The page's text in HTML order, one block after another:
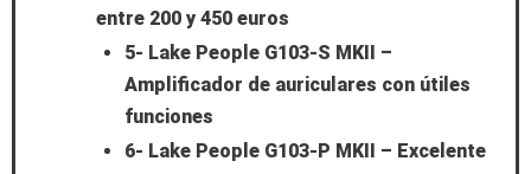
entre 200 y 450 euros
5- Lake People G103-S MKII –
Amplificador de auriculares con útiles
funciones
6- Lake People G103-P MKII – Excelente